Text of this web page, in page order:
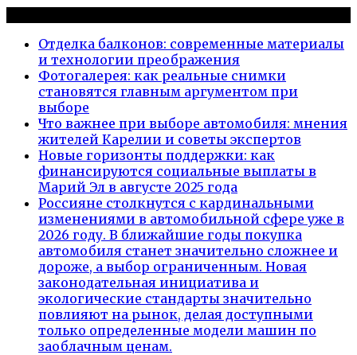
Отделка балконов: современные материалы
и технологии преображения
Фотогалерея: как реальные снимки
становятся главным аргументом при
выборе
Что важнее при выборе автомобиля: мнения
жителей Карелии и советы экспертов
Новые горизонты поддержки: как
финансируются социальные выплаты в
Марий Эл в августе 2025 года
Россияне столкнутся с кардинальными
изменениями в автомобильной сфере уже в
2026 году. В ближайшие годы покупка
автомобиля станет значительно сложнее и
дороже, а выбор ограниченным. Новая
законодательная инициатива и
экологические стандарты значительно
повлияют на рынок, делая доступными
только определенные модели машин по
заоблачным ценам.